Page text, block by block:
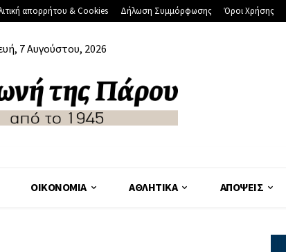
απορρήτου & Cookies Δήλωση Συμμόρφωσης Όροι Χρήσης
7 Αυγούστου, 2026
ΟΙΚΟΝΟΜΊΑ ΑΘΛΗΤΙΚΆ ΑΠΌΨΕΙΣ